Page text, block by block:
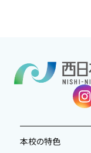
本校の特色